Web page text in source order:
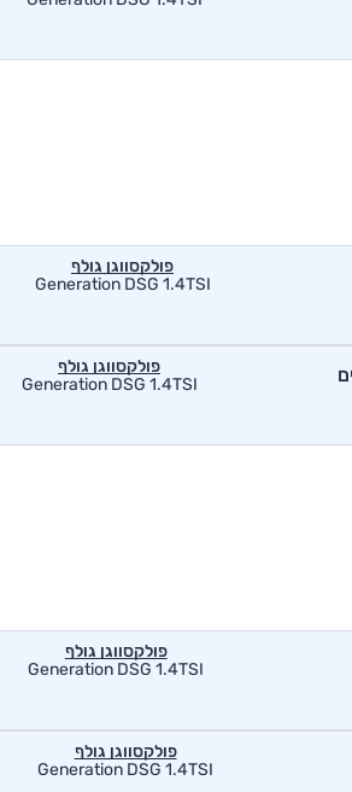
פולקסווגן גולף
Generation DSG 1.4TSI
פולקסווגן גולף
Generation DSG 1.4TSI
פולקסווגן גולף
Generation DSG 1.4TSI
פולקסווגן גולף
Generation DSG 1.4TSI